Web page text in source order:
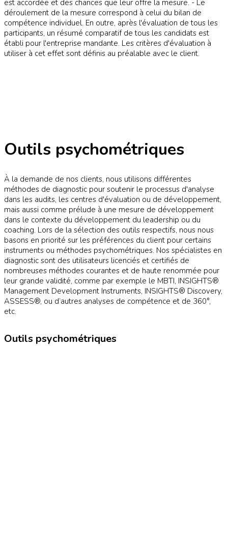
est accordée et des chances que leur offre la mesure. - Le
déroulement de la mesure correspond à celui du bilan de
compétence individuel. En outre, après l'évaluation de tous les
participants, un résumé comparatif de tous les candidats est
établi pour l'entreprise mandante. Les critères d'évaluation à
utiliser à cet effet sont définis au préalable avec le client.
Outils psychométriques
À la demande de nos clients, nous utilisons différentes
méthodes de diagnostic pour soutenir le processus d'analyse
dans les audits, les centres d'évaluation ou de développement,
mais aussi comme prélude à une mesure de développement
dans le contexte du développement du leadership ou du
coaching. Lors de la sélection des outils respectifs, nous nous
basons en priorité sur les préférences du client pour certains
instruments ou méthodes psychométriques. Nos spécialistes en
diagnostic sont des utilisateurs licenciés et certifiés de
nombreuses méthodes courantes et de haute renommée pour
leur grande validité, comme par exemple le MBTI, INSIGHTS®
Management Development Instruments, INSIGHTS® Discovery,
ASSESS®, ou d’autres analyses de compétence et de 360°,
etc.
Outils psychométriques